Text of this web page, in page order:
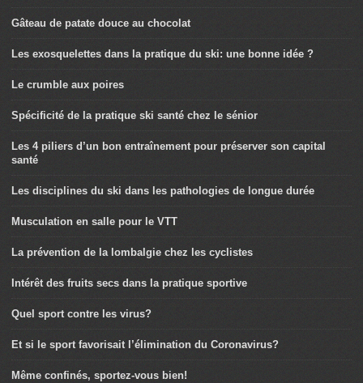
Gâteau de patate douce au chocolat
Les exosquelettes dans la pratique du ski: une bonne idée ?
Le crumble aux poires
Spécificité de la pratique ski santé chez le sénior
Les 4 piliers d’un bon entraînement pour préserver son capital
santé
Les disciplines du ski dans les pathologies de longue durée
Musculation en salle pour le VTT
La prévention de la lombalgie chez les cyclistes
Intérêt des fruits secs dans la pratique sportive
Quel sport contre les virus?
Et si le sport favorisait l’élimination du Coronavirus?
Même confinés, sportez-vous bien!